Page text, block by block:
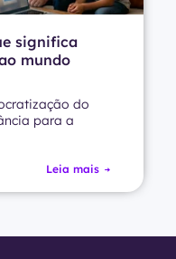
significa
mundo
do
para a
Leia mais